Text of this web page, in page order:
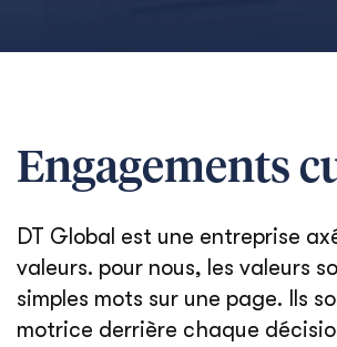
Engagements
DT Global est une entreprise
valeurs. pour nous, les valeurs
simples mots sur une page. Ils
motrice derrière chaque